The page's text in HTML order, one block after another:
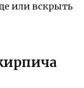
или вскрыть